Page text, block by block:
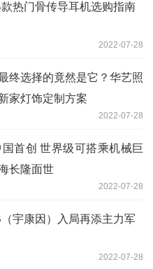
热门骨传导耳机选购指南
2022-07-28
终选择的竟然是它？华艺照
家灯饰定制方案
2022-07-28
首创 世界级可搭乘机械巨
长隆面世
2022-07-28
宇康因）入局再添主力军
2022-07-28